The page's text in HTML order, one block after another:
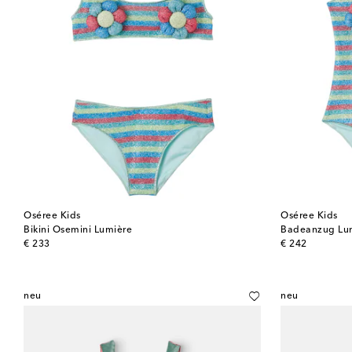
Oséree Kids
Bikini Osemini Lumière
€ 233
original price
Oséree Kids
Badeanzug
€ 242
original price
neu neu